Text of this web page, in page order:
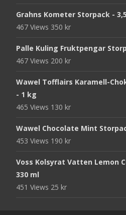
Grahns Kometer Storpack -
467 Views 350 kr
Palle Kuling Fruktpengar
467 Views 200 kr
Wawel Tofflairs Karamell-
- 1 kg
465 Views 130 kr
Wawel Chocolate Mint
453 Views 190 kr
Voss Kolsyrat Vatten Lemon
330 ml
451 Views 25 kr